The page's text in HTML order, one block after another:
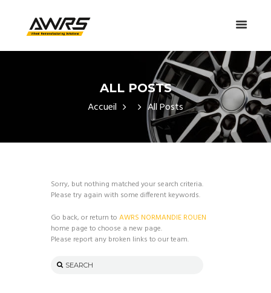
ALL POSTS
Accueil All Posts
Sorry, but nothing matched your search criteria.
Please try again with some different keywords.
Go back, or return to AWRS NORMANDIE ROUEN
home page to choose a new page.
Please report any broken links to our team.